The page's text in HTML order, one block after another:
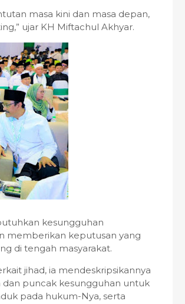
masa kini dan masa depan,
ujar KH Miftachul Akhyar.
kesungguhan
memberikan keputusan yang
di tengah masyarakat.
jihad, ia mendeskripsikannya
puncak kesungguhan untuk
pada hukum-Nya, serta